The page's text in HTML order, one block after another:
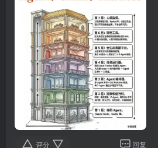
评分 回复